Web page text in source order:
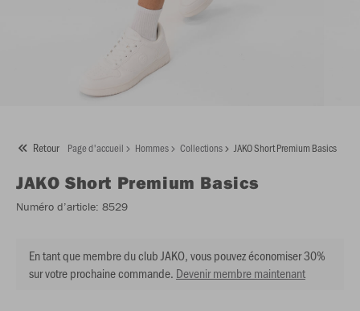
Retour Page d'accueil Hommes Collections JAKO Short Premium Basics
JAKO Short Premium Basics
Numéro d’article: 8529
En tant que membre du club JAKO, vous pouvez économiser 30%
sur votre prochaine commande. Devenir membre maintenant